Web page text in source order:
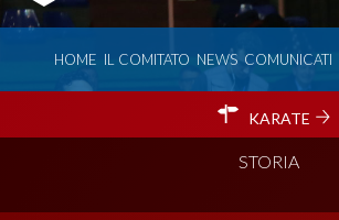
HOME IL COMITATO NEWS COMUNICATI
KARATE
STORIA